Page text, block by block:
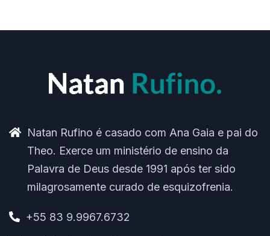
Natan Rufino é casado com Ana Gaia e pai do
Theo. Exerce um ministério de ensino da
Palavra de Deus desde 1991 após ter sido
milagrosamente curado de esquizofrenia.
+55 83 9.9967.6732